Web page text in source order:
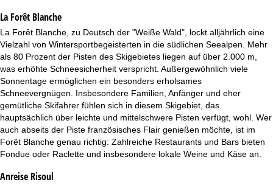
La Forêt Blanche
La Forêt Blanche, zu Deutsch der "Weiße Wald", lockt alljährlich eine
Vielzahl von Wintersportbegeisterten in die südlichen Seealpen. Mehr
als 80 Prozent der Pisten des Skigebietes liegen auf über 2.000 m,
was erhöhte Schneesicherheit verspricht. Außergewöhnlich viele
Sonnentage ermöglichen ein besonders erholsames
Schneevergnügen. Insbesondere Familien, Anfänger und eher
gemütliche Skifahrer fühlen sich in diesem Skigebiet, das
hauptsächlich über leichte und mittelschwere Pisten verfügt, wohl. Wer
auch abseits der Piste französisches Flair genießen möchte, ist im
Forêt Blanche genau richtig: Zahlreiche Restaurants und Bars bieten
Fondue oder Raclette und insbesondere lokale Weine und Käse an.
Anreise Risoul